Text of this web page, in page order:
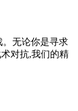
。无论你是寻求
对抗,我们的精